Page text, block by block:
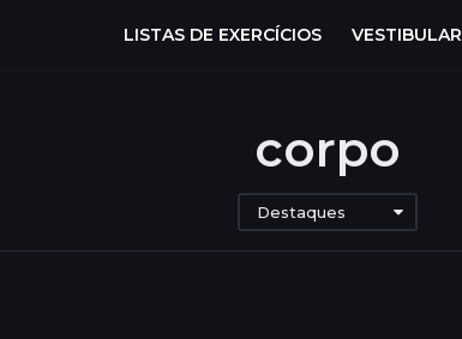
LISTAS DE EXERCÍCIOS VESTIBULAR
corpo
Destaques